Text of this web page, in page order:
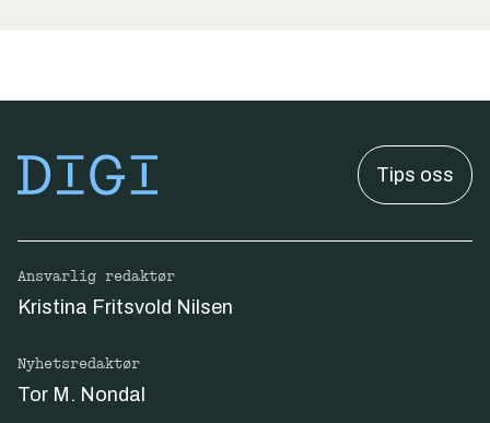
Tips oss
Ansvarlig redaktør
Kristina Fritsvold Nilsen
Nyhetsredaktør
Tor M. Nondal